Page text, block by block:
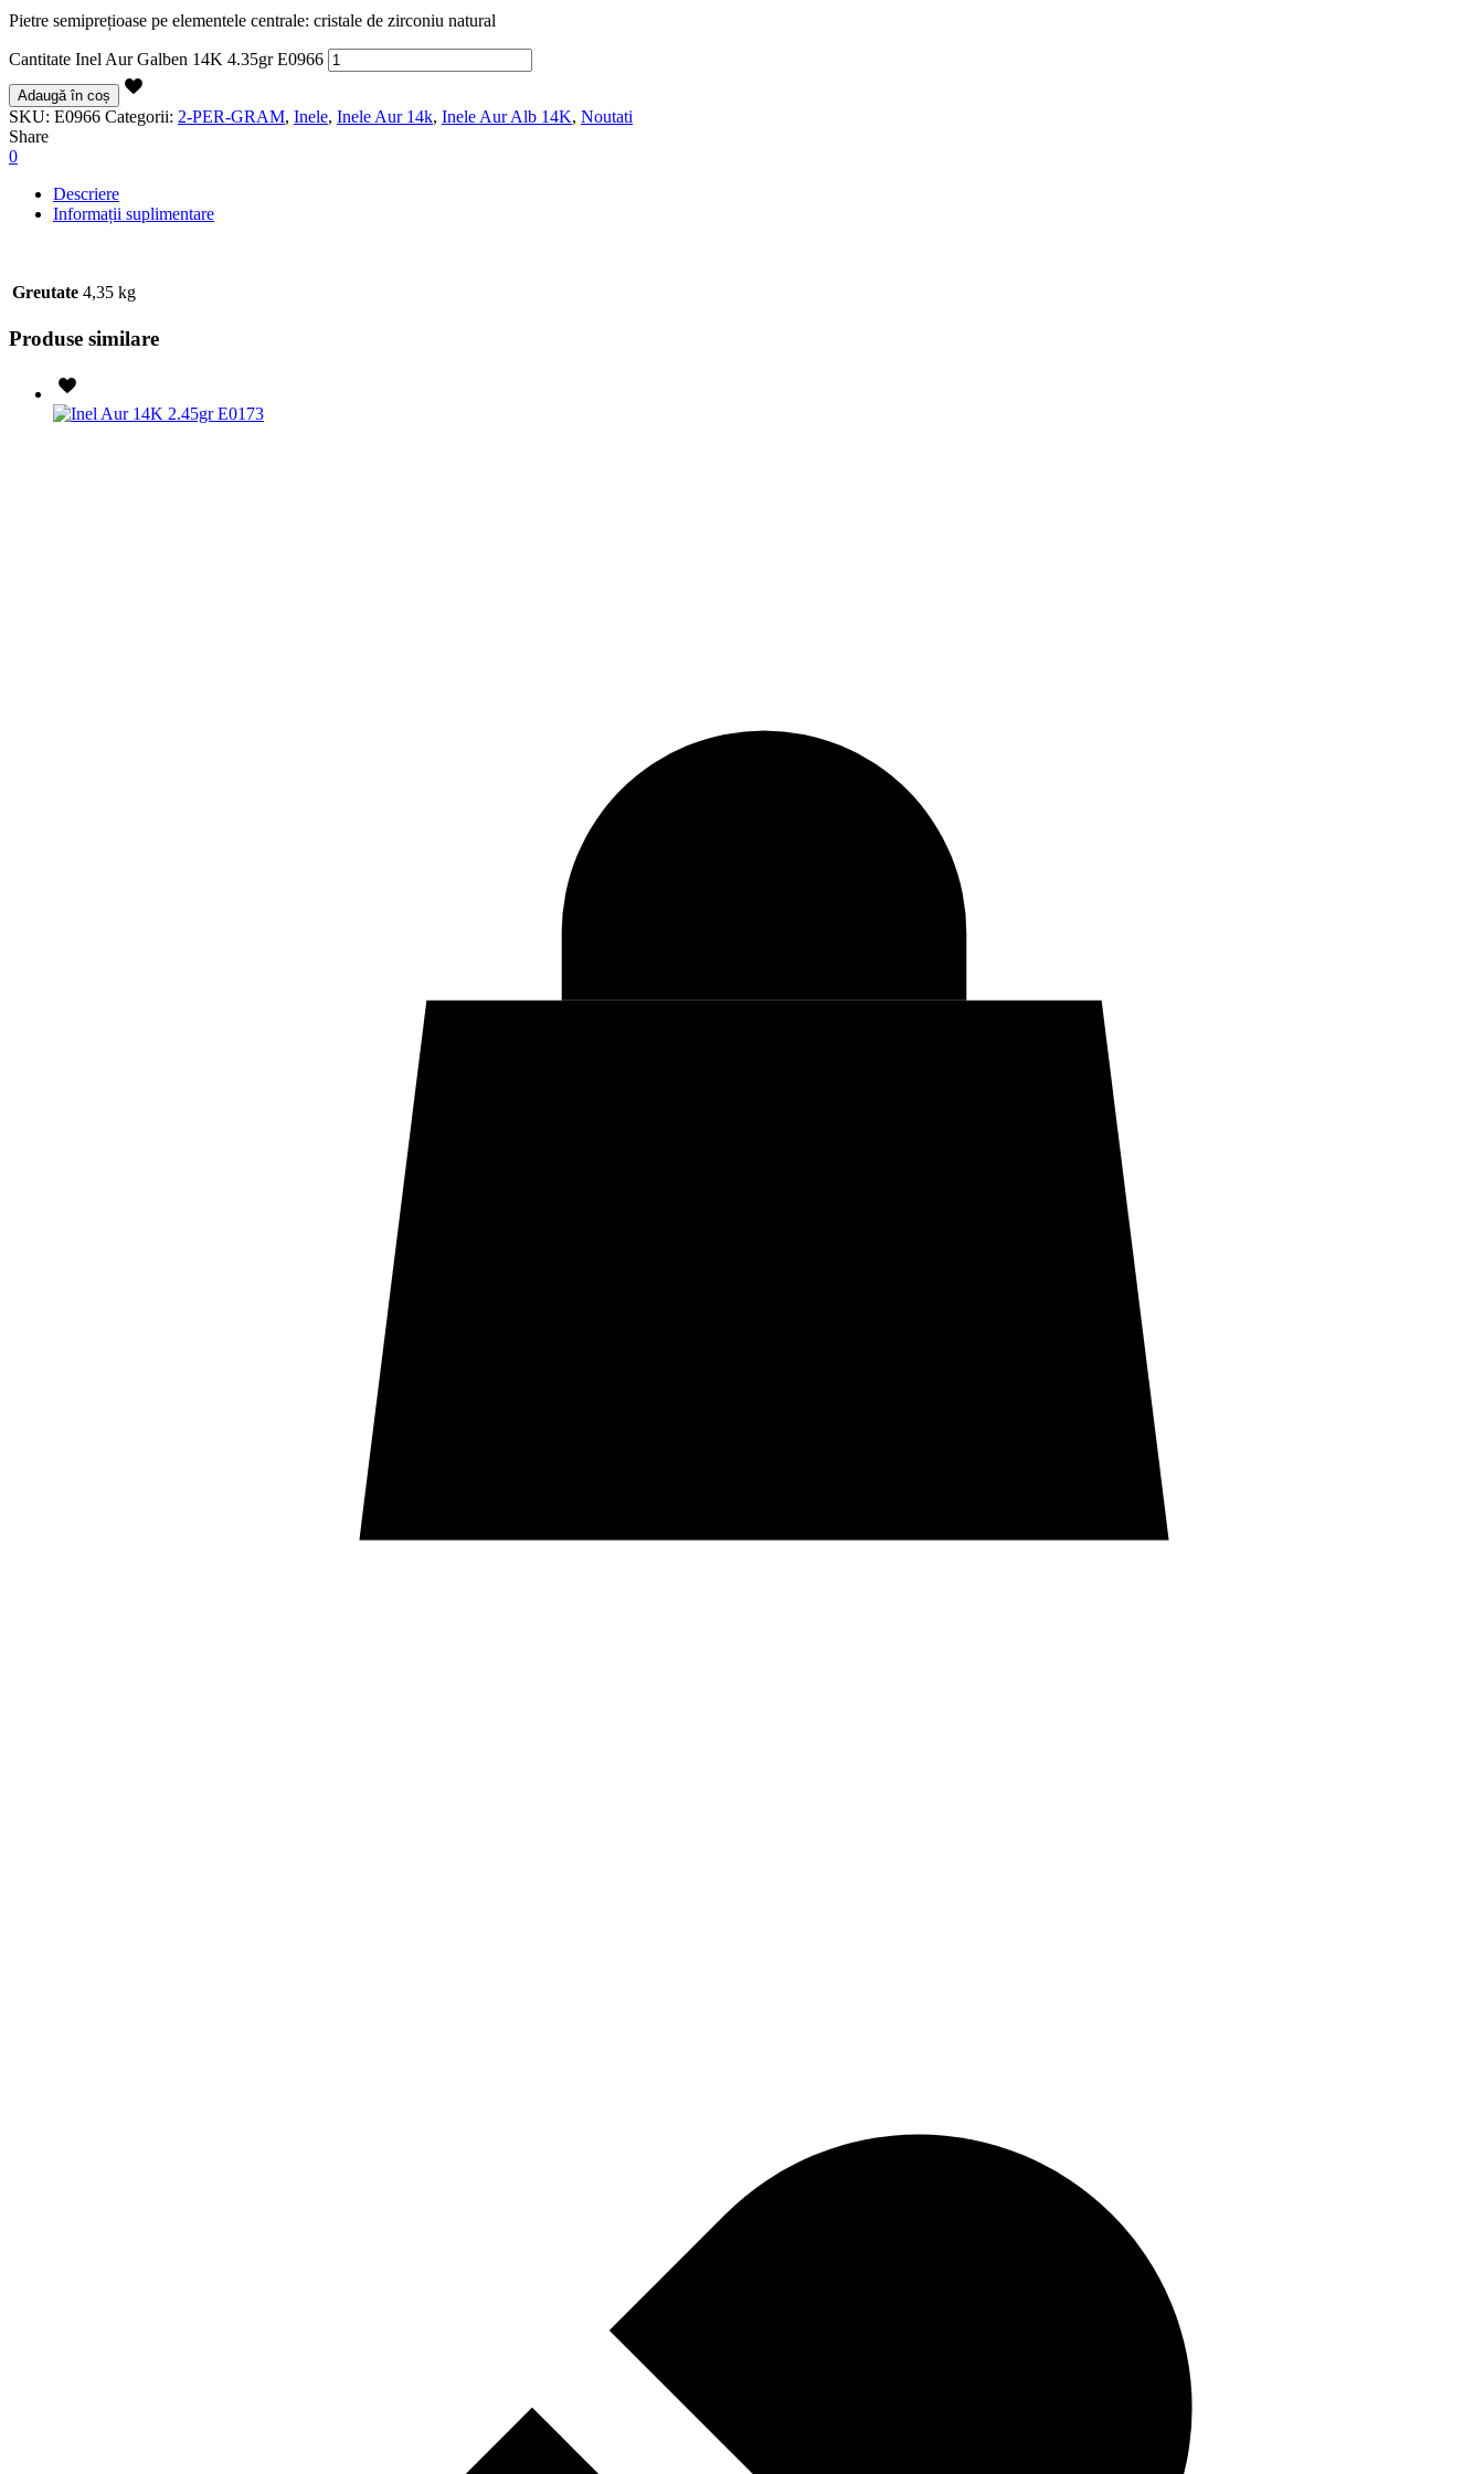
Pietre semiprețioase pe elementele centrale: cristale de zirconiu natural
Cantitate Inel Aur Galben 14K 4.35gr E0966
Adaugă în coș
SKU: E0966 Categorii: 2-PER-GRAM, Inele, Inele Aur 14k, Inele Aur Alb 14K, Noutati
Share
0
Descriere
Informații suplimentare
Greutate 4,35 kg
Produse similare